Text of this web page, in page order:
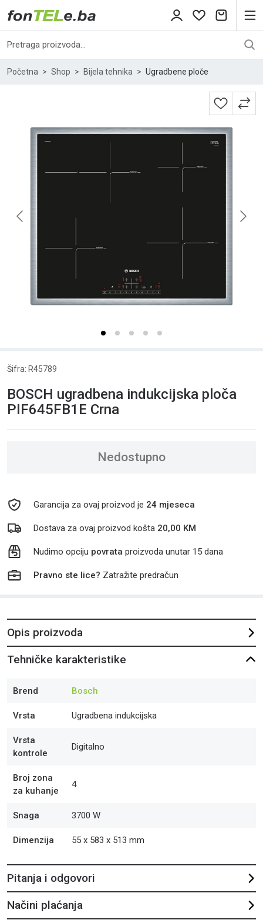
Početna Shop Bijela tehnika Ugradbene ploče
Šifra: R45789
BOSCH ugradbena indukcijska ploča
PIF645FB1E Crna
Nedostupno
Garancija za ovaj proizvod je 24 mjeseca
Dostava za ovaj proizvod košta 20,00 KM
Nudimo opciju povrata proizvoda unutar 15 dana
Pravno ste lice? Zatražite predračun
Opis proizvoda
Tehničke karakteristike
Brend Bosch
Vrsta Ugradbena indukcijska
Vrsta
kontrole
Digitalno
Broj zona
za kuhanje
4
Snaga 3700 W
Dimenzija 55 x 583 x 513 mm
Pitanja i odgovori
Načini plaćanja